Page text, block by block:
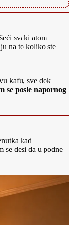
svaki atom
na to koliko ste
kafu, sve dok
se posle napornog
kad
se desi da u podne